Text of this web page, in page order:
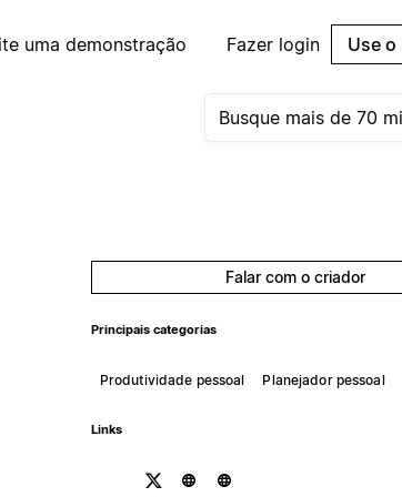
uma demonstração Fazer login Use
Falar com o criador
Principais categorias
Produtividade pessoal Planejador pessoal
Links